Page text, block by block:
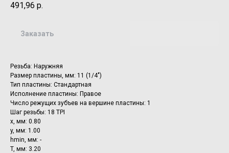
491,96 р.
Заказать
Резьба: Наружняя
Размер пластины, мм: 11 (1/4")
Тип пластины: Стандартная
Исполнение пластины: Правое
Число режущих зубъев на вершине пластины: 1
Шаг резьбы: 18 TPI
x, мм: 0.80
y, мм: 1.00
hmin, мм: -
T, мм: 3.20